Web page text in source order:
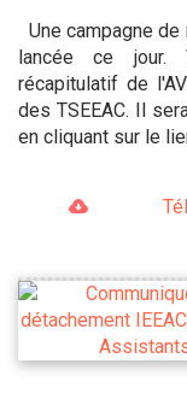
Une campagne
lancée ce jour.
récapitulatif de
des TSEEAC. Il
en cliquant sur le